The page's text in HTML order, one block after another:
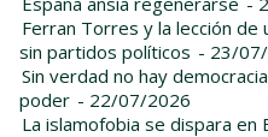
Ferran Torres y la lección
sin partidos políticos - 23/
Sin verdad no hay
poder - 22/07/2026
La islamofobia se dispara en